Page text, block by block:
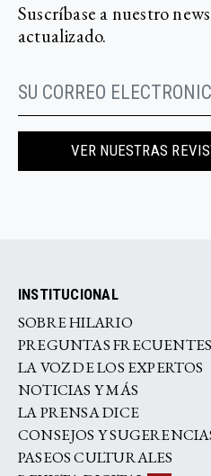
Suscríbase a nuestro
actualizado.
VER NUESTRAS
INSTITUCIONAL
SOBRE HILARIO
PREGUNTAS FRECUENTES
LA VOZ DE LOS EXPERTOS
NOTICIAS Y MÁS
LA PRENSA DICE
CONSEJOS Y
PASEOS CULTURALES